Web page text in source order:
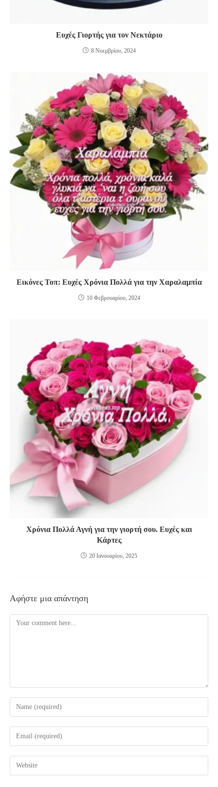
Ευχές Γιορτής για τον Νεκτάριο
8 Νοεμβρίου, 2024
Εικόνες Τοπ: Ευχές Χρόνια Πολλά για την Χαραλαμπία
10 Φεβρουαρίου, 2024
Χρόνια Πολλά Αγνή για την γιορτή σου. Ευχές και
Κάρτες
20 Ιανουαρίου, 2025
Αφήστε μια απάντηση
Comment
Enter
your
name
comment
Enter
your
email
address
Enter
your